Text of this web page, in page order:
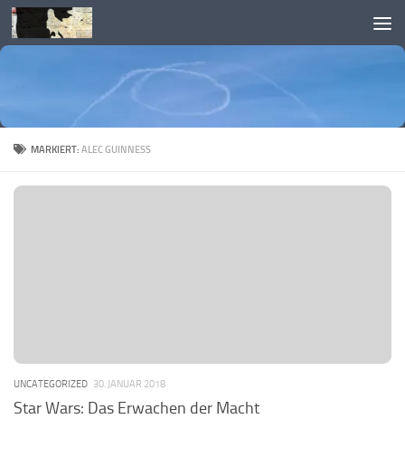
Skip to content
MARKIERT:ALEC GUINNESS
UNCATEGORIZED 30. JANUAR 2018
Star Wars: Das Erwachen der Macht